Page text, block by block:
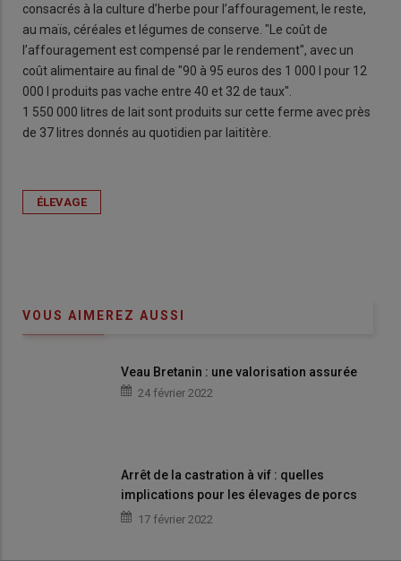
consacrés à la culture d’herbe pour l’affouragement, le reste,
au maïs, céréales et légumes de conserve. "Le coût de
l’affouragement est compensé par le rendement", avec un
coût alimentaire au final de "90 à 95 euros des 1 000 l pour 12
000 l produits pas vache entre 40 et 32 de taux".
1 550 000 litres de lait sont produits sur cette ferme avec près
de 37 litres donnés au quotidien par laititère.
ÉLEVAGE
VOUS AIMEREZ AUSSI
Veau Bretanin : une valorisation assurée
24 février 2022
Arrêt de la castration à vif : quelles
implications pour les élevages de porcs
alternatifs ?
17 février 2022